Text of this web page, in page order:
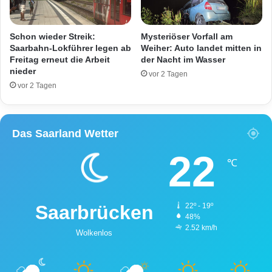
r
h
o
l
z
g
e
r
a
u
f
K
Schon wieder Streik:
Saarbahn-Lokführer legen ab
Freitag erneut die Arbeit
nieder
vor 2 Tagen
Mysteriöser Vorfall am
Weiher: Auto landet mitten in
der Nacht im Wasser
vor 2 Tagen
Das Saarland Wetter
Saarbrücken
Wolkenlos
22 ℃
22º - 19º
48%
2.52 km/h